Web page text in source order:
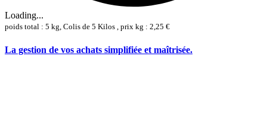
Loading...
poids total : 5 kg, Colis de 5 Kilos , prix kg : 2,25 €
La gestion de vos achats simplifiée et maîtrisée.